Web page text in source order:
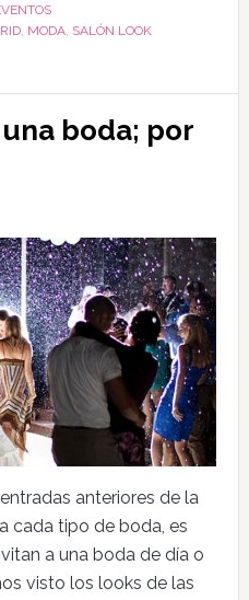
, MODA, SALÓN LOOK
boda; por
anteriores de la
cada tipo de boda, es
a una boda de día o
visto los looks de las